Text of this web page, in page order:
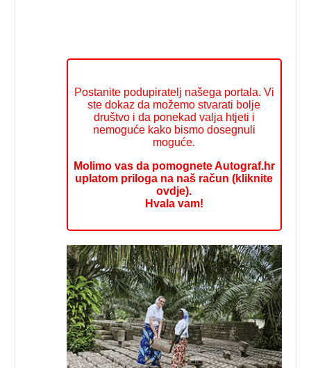
Postanite podupiratelj našega portala. Vi
ste dokaz da možemo stvarati bolje
društvo i da ponekad valja htjeti i
nemoguće kako bismo dosegnuli
moguće.
Molimo vas da pomognete Autograf.hr
uplatom priloga na naš račun (kliknite
ovdje).
Hvala vam!